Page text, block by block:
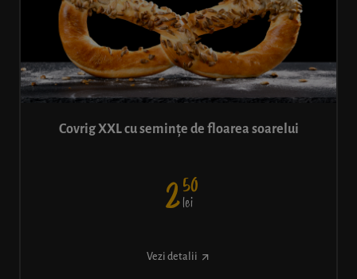
Covrig XXL cu semințe de floarea soarelui
250
lei
Vezi detalii